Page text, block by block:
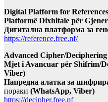
Digital Platform for
Platformë Dixhitale për
Дигитална платформа за
https://reference.free.nf/
Advanced Cipher/
Mjet i Avancuar për Shifrim/
Viber)
Напредна алатка за
пораки (WhatsApp, Viber)
https://decipher.free.nf